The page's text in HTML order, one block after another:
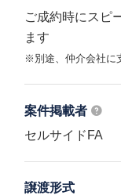
ご成約時にスピ
ます
※別途、仲介会社に
案件掲載者
セルサイドFA
譲渡形式